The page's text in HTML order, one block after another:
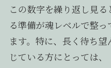
この数字を繰り返し見
る準備が魂レベルで整
ます。特に、長く待ち
じている方にとっては